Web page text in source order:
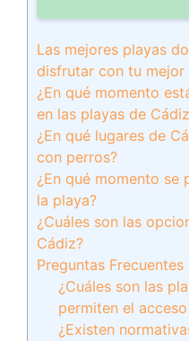
Las mejores playas
disfrutar con tu mejor
¿En qué momento
en las playas de
¿En qué lugares de
con perros?
¿En qué momento se
la playa?
¿Cuáles son las
Cádiz?
Preguntas Frecuentes
¿Cuáles son las
permiten el
¿Existen